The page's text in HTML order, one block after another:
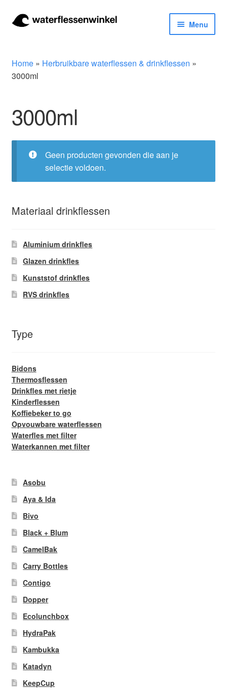
Ga
Ga
Menu
Bidons
Kinderflessen
Drinkfles met rietje
Waterfles met filter
Aluminium drinkfles
RVS drinkfles
Broodtrommels & lunchboxen
Accessoires
Aanbiedingen
Waterfles bedrukken
Reviews waterflessenwinkel.nl
Contact Waterflessenwinkel.nl
Home» Herbruikbare waterflessen & drinkflessen »
3000ml
3000ml
Geen producten gevonden die aan je
selectie voldoen.
Materiaal drinkflessen
Aluminium drinkfles
Glazen drinkfles
Kunststof drinkfles
RVS drinkfles
Type
Bidons
Thermosflessen
Drinkfles met rietje
Kinderflessen
Koffiebeker to go
Opvouwbare waterflessen
Waterfles met filter
Waterkannen met filter
Asobu
Aya & Ida
Bivo
Black + Blum
CamelBak
Carry Bottles
Contigo
Dopper
Ecolunchbox
HydraPak
Kambukka
Katadyn
KeepCup